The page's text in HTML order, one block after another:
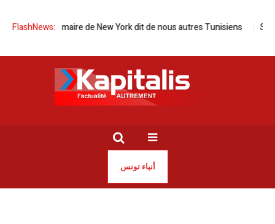
FlashNews:maire de New York dit de nous autres Tunisiens Salon du
أنباء تونس